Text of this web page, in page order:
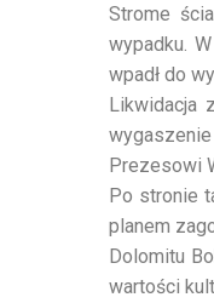
Strome
wypadku.
wpadł do
Likwidacja
Prezesowi
Po stronie
planem
Dolomitu
wartości